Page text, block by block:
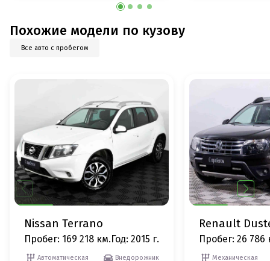
Похожие модели по кузову
Все авто с пробегом
Nissan Terrano
Пробег: 169 218 км. Год: 2015 г.
Автоматическая
Внедорожник
Renault
Пробег: 26 786
Механическая